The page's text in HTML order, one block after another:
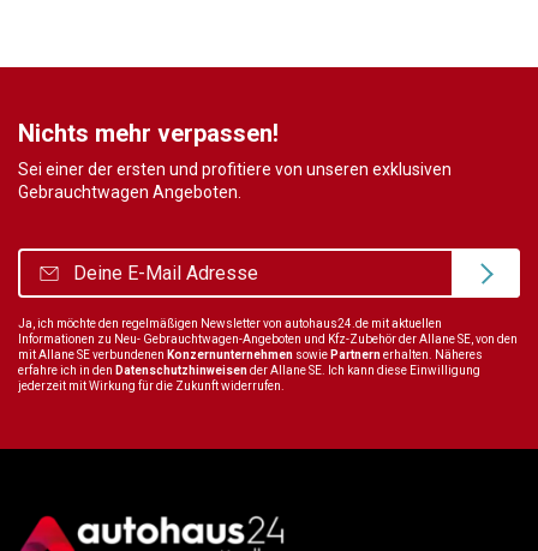
Nichts mehr verpassen!
Sei einer der ersten und profitiere von unseren exklusiven
Gebrauchtwagen Angeboten.
Ja, ich möchte den regelmäßigen Newsletter von autohaus24.de mit aktuellen
Informationen zu Neu- Gebrauchtwagen-Angeboten und Kfz-Zubehör der Allane SE, von den
mit Allane SE verbundenen Konzernunternehmen sowie Partnernerhalten. Näheres
erfahre ich in den Datenschutzhinweisender Allane SE. Ich kann diese Einwilligung
jederzeit mit Wirkung für die Zukunft widerrufen.